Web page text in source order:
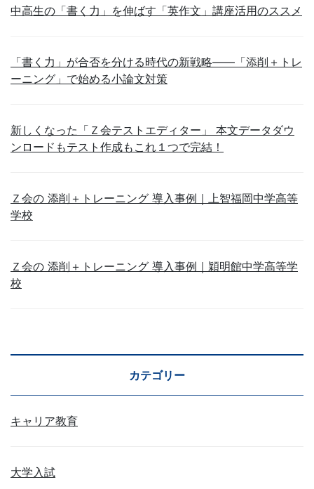
中高生の「書く力」を伸ばす「英作文」講座活用のススメ
「書く力」が合否を分ける時代の新戦略――「添削＋トレ
ーニング」で始める小論文対策
新しくなった「Ｚ会テストエディター」 本文データダウ
ンロードもテスト作成もこれ１つで完結！
Ｚ会の 添削＋トレーニング 導入事例｜上智福岡中学高等
学校
Ｚ会の 添削＋トレーニング 導入事例｜穎明館中学高等学
校
カテゴリー
キャリア教育
大学入試